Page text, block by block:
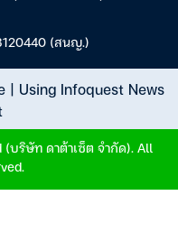
(สนญ.)
| Using Infoquest News
ริษัท ดาต้าเซ็ต จำกัด). All